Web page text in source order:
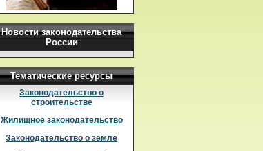
Новости законодательства
России
Тематические ресурсы
Законодательство о
строительстве
Жилищное законодательство
Законодательство о земле